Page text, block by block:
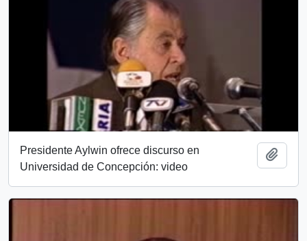
Presidente Aylwin ofrece discurso en
Universidad de Concepción: video